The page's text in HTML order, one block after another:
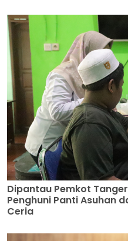
Dipantau Pemkot
Penghuni Panti Asuhan
Ceria